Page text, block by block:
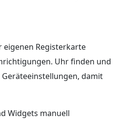
Registerkarte
Uhr finden und
damit
Widgets manuell